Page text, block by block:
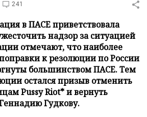
241
в ПАСЕ приветствовала
надзор за ситуацией
отмечают, что наиболее
к резолюции по России
большинством ПАСЕ. Тем
остался призыв отменить
Pussy Riot* и вернуть
Гудкову.